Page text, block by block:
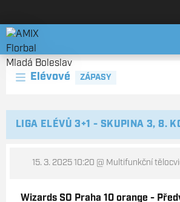
AMIX Florbal Mladá Boleslav
Elévové ZÁPASY
LIGA ELÉVŮ 3+1 - SKUPINA 3, 8.
15. 3. 2025 10:20 @ Multifunkční
Wizards SO Praha 10 orange -